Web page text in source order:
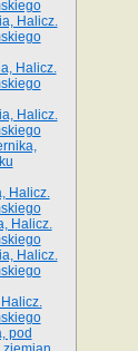
Halicz.
Halicz.
Halicz.
Halicz.
Halicz.
Halicz.
pod